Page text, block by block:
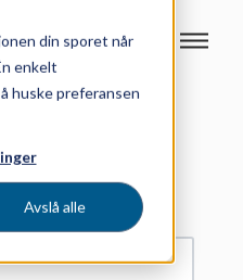
din sporet når
enkelt
huske preferansen
Avslå alle